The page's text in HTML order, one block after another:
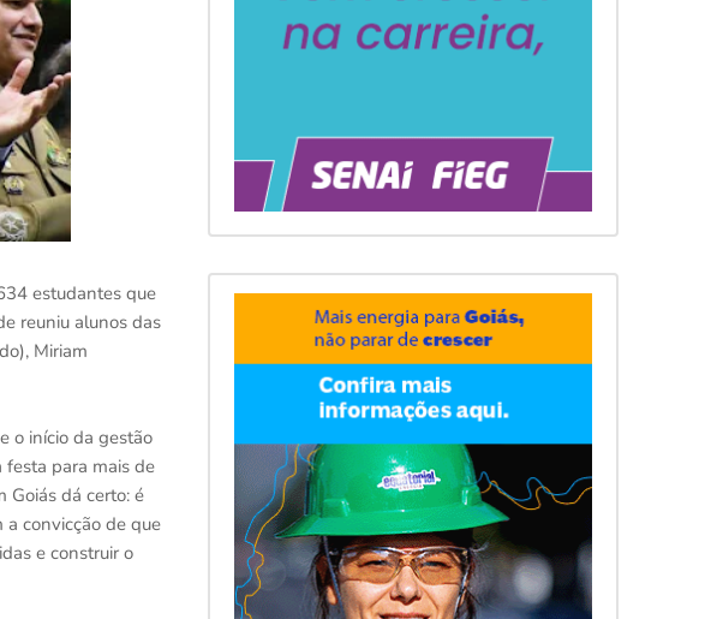
estudantes que
reuniu alunos das
Miriam
o início da gestão
festa para mais de
Goiás dá certo: é
a convicção de que
e construir o